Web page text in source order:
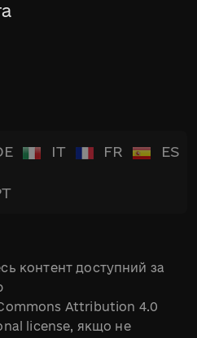
IT FR ES
контент доступний за
Attribution 4.0
license, якщо не